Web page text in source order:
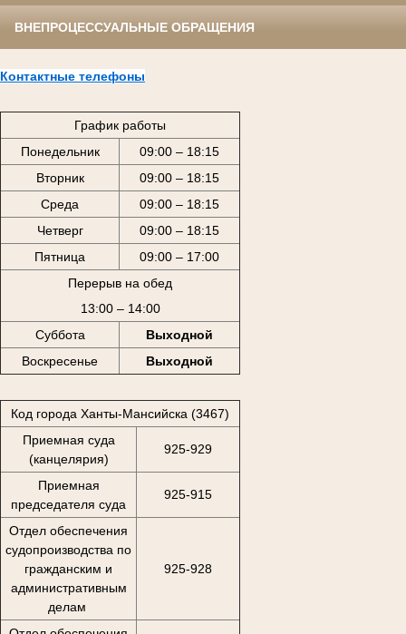
ВНЕПРОЦЕССУАЛЬНЫЕ ОБРАЩЕНИЯ
Контактные телефоны
График работы
Понедельник
09:00 – 18:15
Вторник
09:00 – 18:15
Среда
09:00 – 18:15
Четверг
09:00 – 18:15
Пятница
09:00 – 17:00
Перерыв на обед
13:00 – 14:00
Суббота
Выходной
Воскресенье
Выходной
Код города Ханты-Мансийска (3467)
Приемная суда
(канцелярия)
925-929
Приемная
председателя суда
925-915
Отдел обеспечения
судопроизводства по
гражданским и
административным
делам
925-928